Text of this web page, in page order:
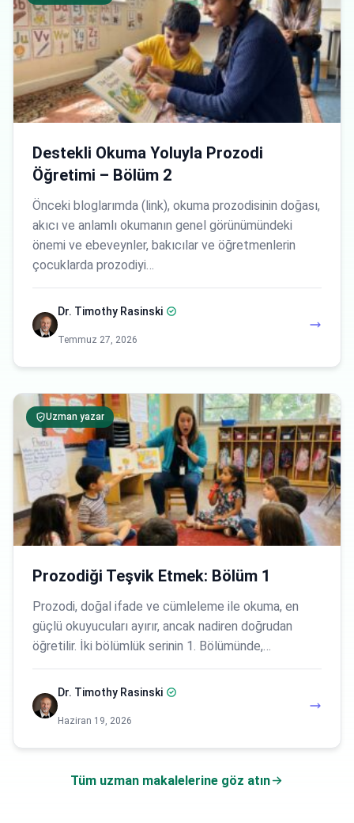
Destekli Okuma Yoluyla Prozodi
Öğretimi – Bölüm 2
Önceki bloglarımda (link), okuma prozodisinin doğası,
akıcı ve anlamlı okumanın genel görünümündeki
önemi ve ebeveynler, bakıcılar ve öğretmenlerin
çocuklarda prozodiyi…
Dr. Timothy Rasinski
Temmuz 27, 2026
Uzman yazar
Prozodiği Teşvik Etmek: Bölüm 1
Prozodi, doğal ifade ve cümleleme ile okuma, en
güçlü okuyucuları ayırır, ancak nadiren doğrudan
öğretilir. İki bölümlük serinin 1. Bölümünde,…
Dr. Timothy Rasinski
Haziran 19, 2026
Tüm uzman makalelerine göz atın